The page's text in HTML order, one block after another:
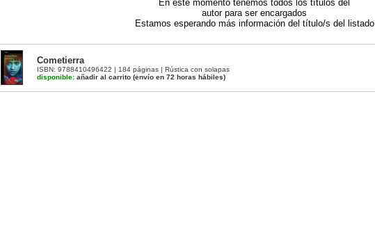
En este momento tenemos todos los títulos del
autor para ser encargados
Estamos esperando más información del título/s del listado
Cometierra
ISBN: 9788410496422 | 184 páginas | Rústica con solapas
disponible: añadir al carrito (envío en 72 horas hábiles)